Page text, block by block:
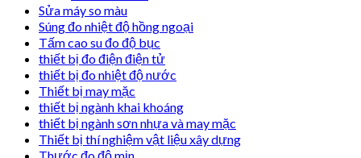
Sửa máy so màu
Súng đo nhiệt độ hồng ngoại
Tấm cao su đo độ bục
thiết bị đo điện điện tử
thiết bị đo nhiệt độ nước
Thiết bị may mặc
thiết bị ngành khai khoáng
thiết bị ngành sơn nhựa và may mặc
Thiết bị thí nghiệm vật liệu xây dựng